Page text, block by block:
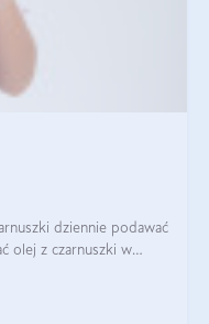
dziennie podawać
olej z czarnuszki w